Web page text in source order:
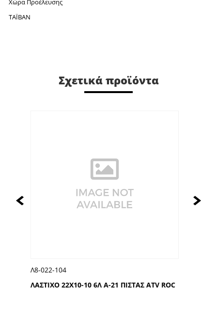
Χώρα Προέλευσης
ΤΑΪΒΑΝ
Σχετικά προϊόντα
ATV ROC ΛΑΣΤΙΧΟ 275Χ17 4Λ Κ6313